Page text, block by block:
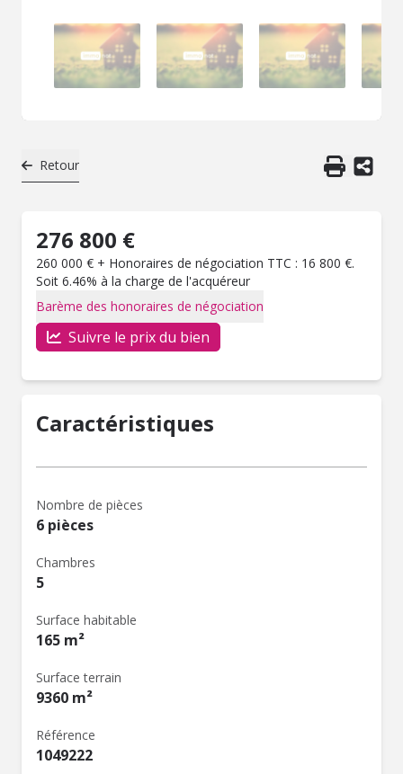
Retour
276 800 €
260 000 € + Honoraires de négociation TTC : 16 800 €.
Soit 6.46% à la charge de l'acquéreur
Barème des honoraires de négociation
Suivre le prix du bien
Caractéristiques
Nombre de pièces
6 pièces
Chambres
5
Surface habitable
165 m²
Surface terrain
9360 m²
Référence
1049222